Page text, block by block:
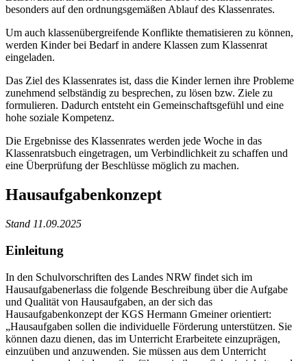
besonders auf den ordnungsgemäßen Ablauf des Klassenrates.
Um auch klassenübergreifende Konflikte thematisieren zu können,
werden Kinder bei Bedarf in andere Klassen zum Klassenrat
eingeladen.
Das Ziel des Klassenrates ist, dass die Kinder lernen ihre Probleme
zunehmend selbständig zu besprechen, zu lösen bzw. Ziele zu
formulieren. Dadurch entsteht ein Gemeinschaftsgefühl und eine
hohe soziale Kompetenz.
Die Ergebnisse des Klassenrates werden jede Woche in das
Klassenratsbuch eingetragen, um Verbindlichkeit zu schaffen und
eine Überprüfung der Beschlüsse möglich zu machen.
Hausaufgabenkonzept
Stand 11.09.2025
Einleitung
In den Schulvorschriften des Landes NRW findet sich im
Hausaufgabenerlass die folgende Beschreibung über die Aufgabe
und Qualität von Hausaufgaben, an der sich das
Hausaufgabenkonzept der KGS Hermann Gmeiner orientiert:
„Hausaufgaben sollen die individuelle Förderung unterstützen. Sie
können dazu dienen, das im Unterricht Erarbeitete einzuprägen,
einzuüben und anzuwenden. Sie müssen aus dem Unterricht